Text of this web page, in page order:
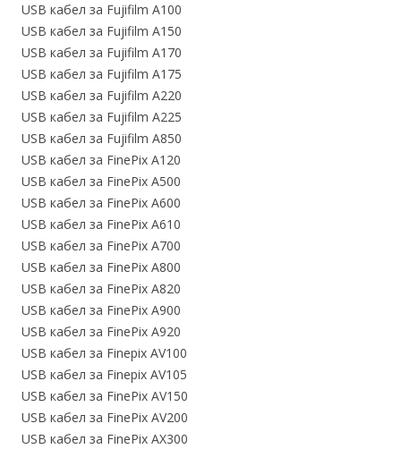
USB кабел за Fujifilm A100
USB кабел за Fujifilm A150
USB кабел за Fujifilm A170
USB кабел за Fujifilm A175
USB кабел за Fujifilm A220
USB кабел за Fujifilm A225
USB кабел за Fujifilm A850
USB кабел за FinePix A120
USB кабел за FinePix A500
USB кабел за FinePix A600
USB кабел за FinePix A610
USB кабел за FinePix A700
USB кабел за FinePix A800
USB кабел за FinePix A820
USB кабел за FinePix A900
USB кабел за FinePix A920
USB кабел за Finepix AV100
USB кабел за Finepix AV105
USB кабел за FinePix AV150
USB кабел за FinePix AV200
USB кабел за FinePix AX300